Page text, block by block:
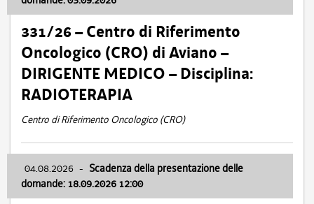
331/26 – Centro di Riferimento
Oncologico (CRO) di Aviano –
DIRIGENTE MEDICO – Disciplina:
RADIOTERAPIA
Centro di Riferimento Oncologico (CRO)
04.08.2026 - Scadenza della presentazione delle
domande: 18.09.2026 12:00